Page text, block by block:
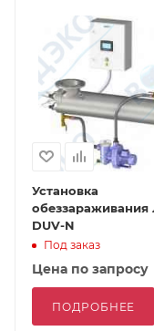
Установка
обеззараживания
DUV-N
Под заказ
Цена по запросу
ПОДРОБНЕЕ